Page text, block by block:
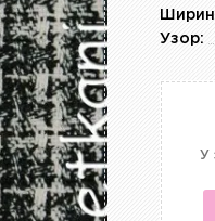
Узор:
У